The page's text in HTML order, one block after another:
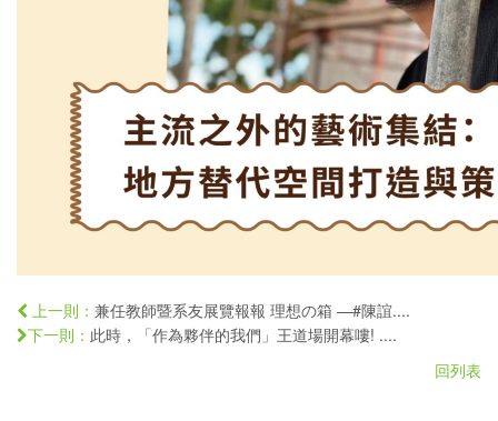
上一則： 兼任教師暨系友展覽報報 理想の箱 —#陳誼....
下一則： 此時，「作為夥伴的我們」王道場開幕嘍! ....
回列表